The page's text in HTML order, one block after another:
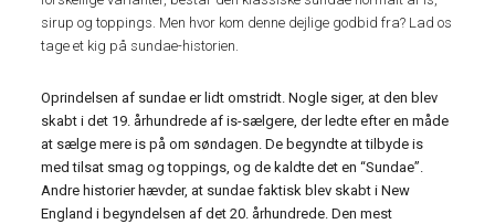
sirup og toppings. Men hvor kom denne dejlige godbid fra? Lad os
tage et kig på sundae-historien.
Oprindelsen af ​​sundae er lidt omstridt. Nogle siger, at den blev
skabt i det 19. århundrede af is-sælgere, der ledte efter en måde
at sælge mere is på om søndagen. De begyndte at tilbyde is
med tilsat smag og toppings, og de kaldte det en “Sundae”.
Andre historier hævder, at sundae faktisk blev skabt i New
England i begyndelsen af ​​det 20. århundrede. Den mest